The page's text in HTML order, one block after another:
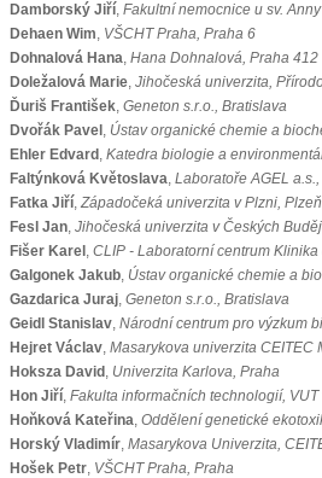
Damborský Jiří, Fakultní nemocnice u sv.
Dehaen Wim, VŠCHT Praha, Praha 6
Dohnalová Hana, Hana Dohnalová, Praha 412
Doležalová Marie, Jihočeská univerzita,
Ďuriš František, Geneton s.r.o., Bratislava
Dvořák Pavel , Ústav organické chemie a
Ehler Edvard , Katedra biologie a
Faltýnková Květoslava, Laboratoře AGEL
Fatka Jiří, Západočeká univerzita v Plzni, Plzeň
Fesl Jan, Jihočeská univerzita v Českých
Fišer Karel , CLIP - Laboratorní centrum
Galgonek Jakub, Ústav organické chemie a
Gazdarica Juraj, Geneton s.r.o., Bratislava
Geidl Stanislav, Národní centrum pro výzkum
Hejret Václav, Masarykova univerzita CEITEC
Hoksza David , Univerzita Karlova, Praha
Hon Jiří, Fakulta informačních technologií,
Hoňková Kateřina, Oddělení genetické
Horský Vladimír, Masarykova Univerzita,
Hošek Petr, VŠCHT Praha, Praha